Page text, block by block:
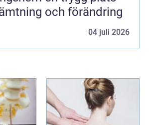
och förändring
04 juli 2026